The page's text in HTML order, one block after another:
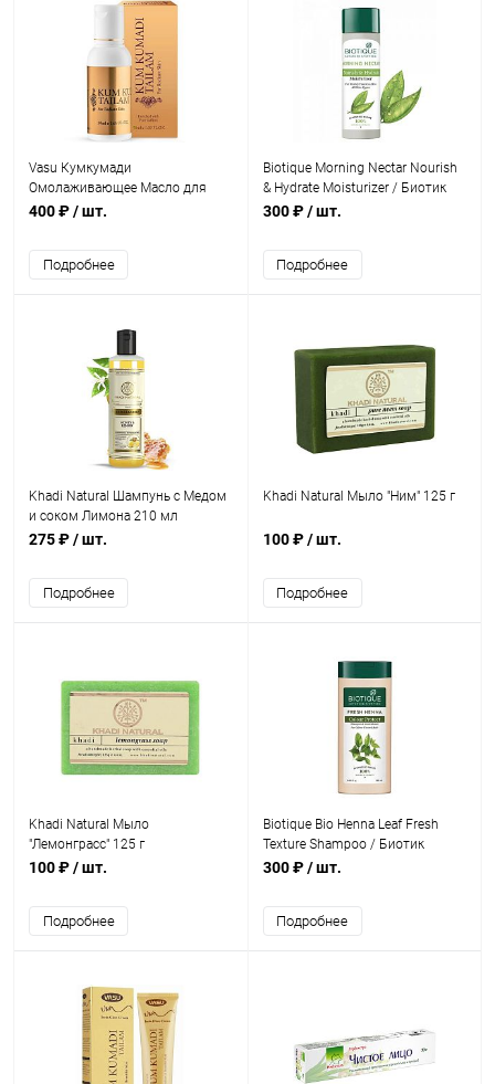
Vasu Кумкумади
Омолаживающее Масло для
Лица 50 мл
400 ₽/ шт.
Подробнее
Biotique Morning Nectar Nourish
& Hydrate Moisturizer / Биотик
Увлажняющий и питательный
300 ₽/ шт.
Подробнее
Khadi Natural Шампунь с Медом
и соком Лимона 210 мл
275 ₽/ шт.
Подробнее
Khadi Natural Мыло "Ним" 125 г
100 ₽/ шт.
Подробнее
Khadi Natural Мыло
"Лемонграсс" 125 г
100 ₽/ шт.
Подробнее
Biotique Bio Henna Leaf Fresh
Texture Shampoo / Биотик
Шампунь И Кондиционер С
300 ₽/ шт.
Подробнее